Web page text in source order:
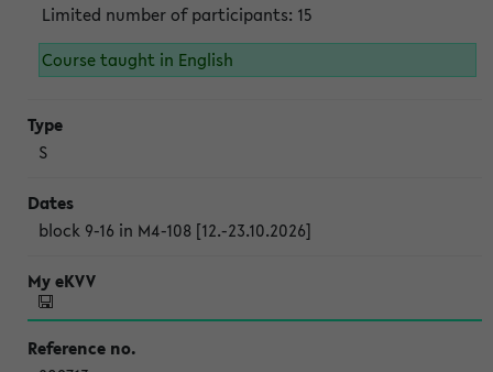
Limited number of participants: 15
Course taught in English
S
block 9-16 in M4-108 [12.-23.10.2026]